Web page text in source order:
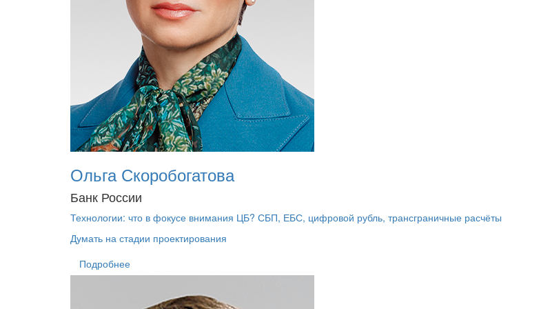
Ольга Скоробогатова
Банк России
Технологии: что в фокусе внимания ЦБ? СБП, ЕБС, цифровой рубль, трансграничные расчёты
Думать на стадии проектирования
Подробнее